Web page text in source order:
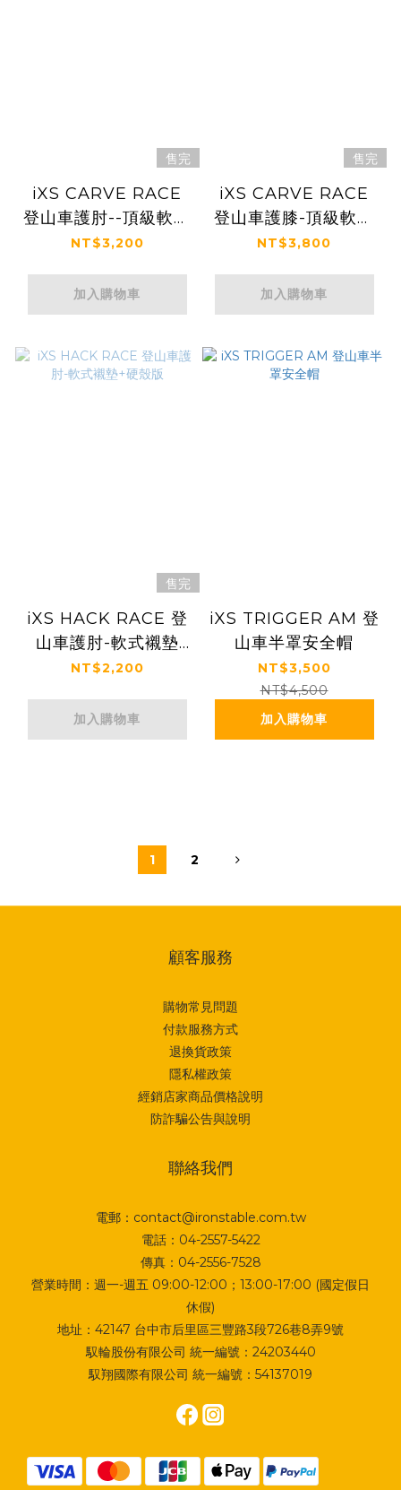
售完
iXS CARVE RACE
登山車護肘--頂級軟式
防撞襯墊+硬殼版
NT$3,200
加入購物車
售完
iXS CARVE RACE
登山車護膝-頂級軟式
防撞襯墊+硬殼版
NT$3,800
加入購物車
售完
iXS HACK RACE 登
山車護肘-軟式襯墊
+硬殼版
NT$2,200
加入購物車
iXS TRIGGER AM 登
山車半罩安全帽
NT$3,500
NT$4,500
加入購物車
1 2
顧客服務
購物常見問題
付款服務方式
退換貨政策
隱私權政策
經銷店家商品價格說明
防詐騙公告與說明
聯絡我們
電郵：contact@ironstable.com.tw
電話：04-2557-5422
傳真：04-2556-7528
營業時間：週一-週五 09:00-12:00；13:00-17:00 (國定假日
休假)
地址： 42147 台中市后里區三豐路3段726巷8弄9號
馭輪股份有限公司 統一編號：24203440
馭翔國際有限公司 統一編號：54137019